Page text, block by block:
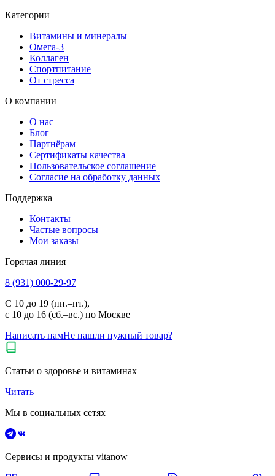
Категории
Витамины и минералы
Омега-3
Коллаген
Спортпитание
От стресса
О компании
О нас
Блог
Партнёрам
Сертификаты качества
Пользовательское соглашение
Согласие на обработку данных
Поддержка
Контакты
Частые вопросы
Мои заказы
Горячая линия
8 (931) 000-29-97
С 10 до 19 (пн.–пт.),
с 10 до 16 (сб.–вс.) по Москве
Написать намНе нашли нужный товар?
Статьи о здоровье и витаминах
Читать
Мы в социальных сетях
Сервисы и продукты vitanow